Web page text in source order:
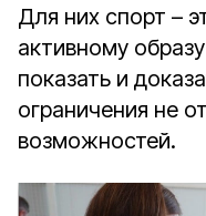
Для них спорт –
активному
показать и
ограничения не
возможностей.